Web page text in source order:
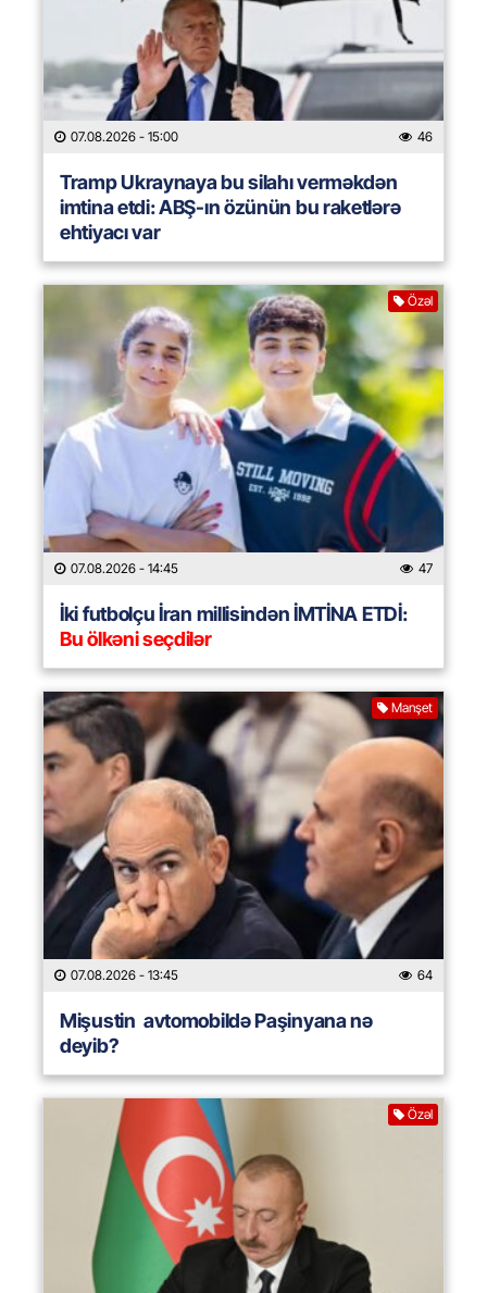
07.08.2026 - 15:00 46
Tramp Ukraynaya bu silahı verməkdən
imtina etdi: ABŞ-ın özünün bu raketlərə
ehtiyacı var
Özəl
07.08.2026 - 14:45 47
İki futbolçu İran millisindən İMTİNA ETDİ:
Bu ölkəni seçdilər
Manşet
07.08.2026 - 13:45 64
Mişustin avtomobildə Paşinyana nə
deyib?
Özəl